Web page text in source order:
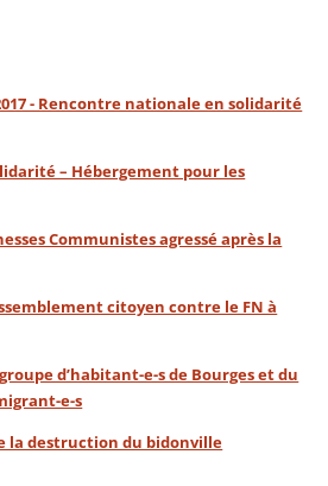
- Rencontre nationale en solidarité
– Hébergement pour les
Communistes agressé après la
citoyen contre le FN à
groupe d’habitant-e-s de Bourges et du
e-s
la destruction du bidonville